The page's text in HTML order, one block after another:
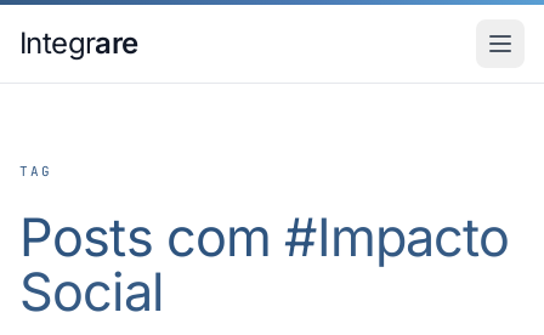
Integrare
TAG
Posts com #Impacto
Social